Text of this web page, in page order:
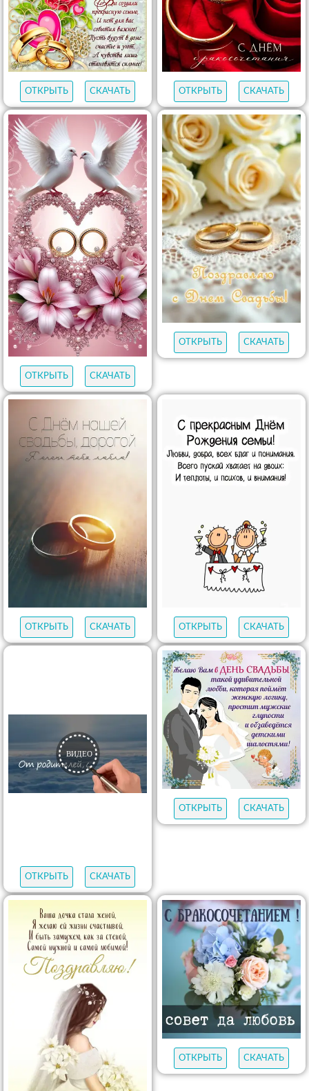
ОТКРЫТЬ СКАЧАТЬ ОТКРЫТЬ СКАЧАТЬ
ОТКРЫТЬ СКАЧАТЬ
ОТКРЫТЬ СКАЧАТЬ
ОТКРЫТЬ СКАЧАТЬ ОТКРЫТЬ СКАЧАТЬ
ОТКРЫТЬ СКАЧАТЬ
ОТКРЫТЬ СКАЧАТЬ
ОТКРЫТЬ СКАЧАТЬ